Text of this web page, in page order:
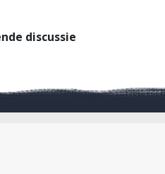
discussie